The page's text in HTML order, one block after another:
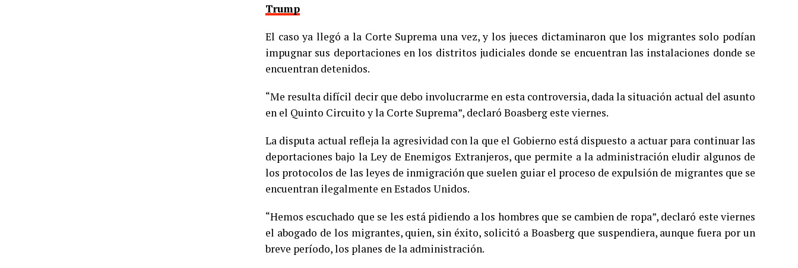
Trump
El caso ya llegó a la Corte Suprema una vez, y los jueces dictaminaron que los migrantes solo podían
impugnar sus deportaciones en los distritos judiciales donde se encuentran las instalaciones donde se
encuentran detenidos.
“Me resulta difícil decir que debo involucrarme en esta controversia, dada la situación actual del asunto
en el Quinto Circuito y la Corte Suprema”, declaró Boasberg este viernes.
La disputa actual refleja la agresividad con la que el Gobierno está dispuesto a actuar para continuar las
deportaciones bajo la Ley de Enemigos Extranjeros, que permite a la administración eludir algunos de
los protocolos de las leyes de inmigración que suelen guiar el proceso de expulsión de migrantes que se
encuentran ilegalmente en Estados Unidos.
“Hemos escuchado que se les está pidiendo a los hombres que se cambien de ropa”, declaró este viernes
el abogado de los migrantes, quien, sin éxito, solicitó a Boasberg que suspendiera, aunque fuera por un
breve período, los planes de la administración.